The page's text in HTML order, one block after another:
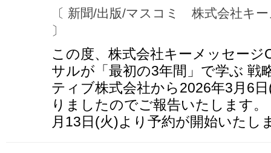
〔 新聞/出版/マスコミ 株式会社キ
〕
この度、株式会社キーメッセージ
サルが「最初の3年間」で学ぶ 戦
ティブ株式会社から2026年3月6
りましたのでご報告いたします
月13日(火)より予約が開始いたし